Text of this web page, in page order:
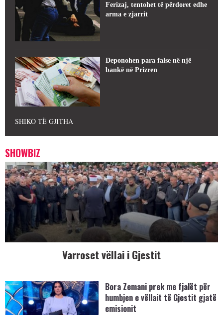
Ferizaj, tentohet të përdoret edhe
arma e zjarrit
Deponohen para false në një
bankë në Prizren
SHIKO TË GJITHA
SHOWBIZ
Varroset vëllai i Gjestit
Bora Zemani prek me fjalët për
humbjen e vëllait të Gjestit gjatë
emisionit